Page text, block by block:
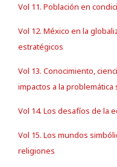
Vol 11. Población en
Vol 12. México en la
estratégicos
Vol 13. Conocimiento,
impactos a la problemática
Vol 14. Los desafíos de la
Vol 15. Los mundos
religiones